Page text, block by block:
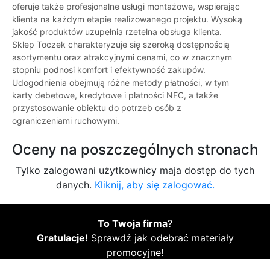
oferuje także profesjonalne usługi montażowe, wspierając
klienta na każdym etapie realizowanego projektu. Wysoką
jakość produktów uzupełnia rzetelna obsługa klienta.
Sklep Toczek charakteryzuje się szeroką dostępnością
asortymentu oraz atrakcyjnymi cenami, co w znacznym
stopniu podnosi komfort i efektywność zakupów.
Udogodnienia obejmują różne metody płatności, w tym
karty debetowe, kredytowe i płatności NFC, a także
przystosowanie obiektu do potrzeb osób z
ograniczeniami ruchowymi.
Oceny na poszczególnych stronach
Tylko zalogowani użytkownicy maja dostęp do tych
danych. Kliknij, aby się zalogować.
To Twoja firma?
Gratulacje! Sprawdź jak odebrać materiały
promocyjne!